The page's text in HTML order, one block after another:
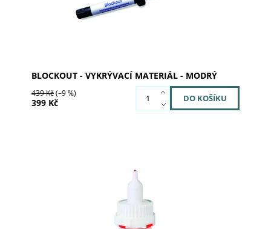
BLOCKOUT - VYKRÝVACÍ MATERIÁL - MODRÝ
439 Kč(–9 %)
399 Kč
Vteřinové lepidlo univerzální
Skladem >5
03-1000
al dente Dentalprodukte